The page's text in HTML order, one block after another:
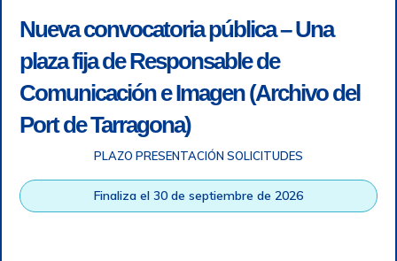
grabación telefónica
| SGSI |
Login
Autoridad Portuaria de Tarragona © Todos los derechos
Nueva convocatoria pública – Una
plaza fija de Responsable de
Comunicación e Imagen (Archivo del
Port de Tarragona)
PLAZO PRESENTACIÓN SOLICITUDES
Finaliza el 30 de septiembre de 2026